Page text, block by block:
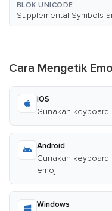
BLOK UNICODE
Supplemental Symbols
Cara Mengetik
iOS
Gunakan
Android
Gunakan
emoji
Windows